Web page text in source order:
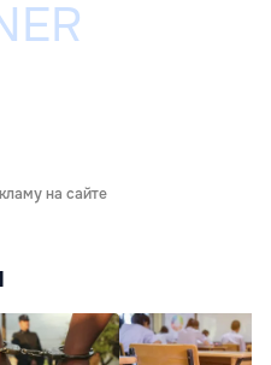
на сайте